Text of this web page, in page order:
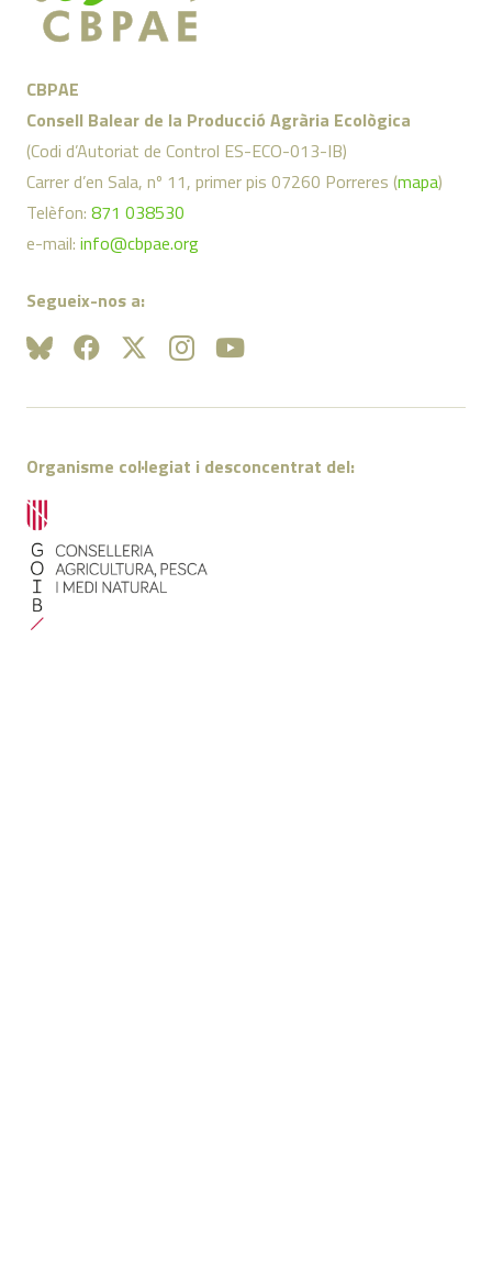
CBPAE
Consell Balear de la Producció Agrària Ecològica
(Codi d’Autoriat de Control ES-ECO-013-IB)
Carrer d’en Sala, nº 11, primer pis 07260 Porreres (mapa)
Telèfon: 871 038530
e-mail: info@cbpae.org
Segueix-nos a:
Organisme col·legiat i desconcentrat del: